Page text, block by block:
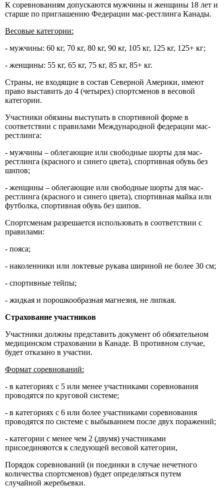
К соревнованиям допускаются мужчины и женщины 18 лет и
старше по приглашению Федерации мас-рестлинга Канады.
Весовые категории:
- мужчины: 60 кг, 70 кг, 80 кг, 90 кг, 105 кг, 125 кг, 125+ кг;
- женщины: 55 кг, 65 кг, 75 кг, 85 кг, 85+ кг.
Страны, не входящие в состав Северной Америки, имеют
право выставить до 4 (четырех) спортсменов в весовой
категории.
Участники обязаны выступать в спортивной форме в
соответствии с правилами Международной федерации мас-
рестлинга:
- мужчины – облегающие или свободные шорты для мас-
рестлинга (красного и синего цвета), спортивная обувь без
шипов;
- женщины – облегающие или свободные шорты для мас-
рестлинга (красного и синего цвета), спортивная майка или
футболка, спортивная обувь без шипов.
Спортсменам разрешается использовать в соответствии с
правилами:
- пояса;
- наколенники или локтевые рукава шириной не более 30 см;
- спортивные тейпы;
- жидкая и порошкообразная магнезия, не липкая.
Страхование участников
Участники должны представить документ об обязательном
медицинском страховании в Канаде. В противном случае,
будет отказано в участии.
Формат соревнований:
- в категориях с 5 или менее участниками соревнования
проводятся по круговой системе;
- в категориях с 6 или более участниками соревнования
проводятся по системе с выбыванием после двух поражений;
- категории с менее чем 2 (двумя) участниками
присоединяются к следующей весовой категории,
Порядок соревнований (и поединки в случае нечетного
количества спортсменов) будет определяться путем
случайной жеребьевки.